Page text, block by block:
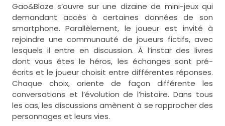
Gao&Blaze s’ouvre sur une dizaine de mini-jeux qui
demandant accès à certaines données de son
smartphone. Parallèlement, le joueur est invité à
rejoindre une communauté de joueurs fictifs, avec
lesquels il entre en discussion. À l’instar des livres
dont vous êtes le héros, les échanges sont pré-
écrits et le joueur choisit entre différentes réponses.
Chaque choix, oriente de façon différente les
conversations et l’évolution de l’histoire. Dans tous
les cas, les discussions amènent à se rapprocher des
personnages et leurs vies.